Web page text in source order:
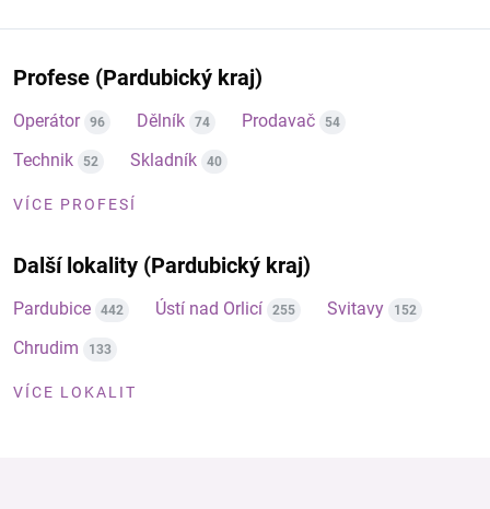
Profese (Pardubický kraj)
Operátor 96 Dělník 74 Prodavač 54
Technik 52 Skladník 40
VÍCE PROFESÍ
Další lokality (Pardubický kraj)
Pardubice 442 Ústí nad Orlicí 255 Svitavy 152
Chrudim 133
VÍCE LOKALIT